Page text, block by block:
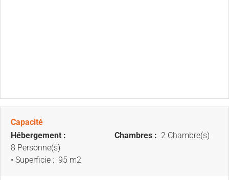
Capacité
Hébergement :
8 Personne(s)
• Superficie : 95 m2
Chambres : 2 Chambre(s)